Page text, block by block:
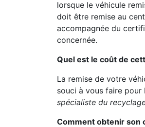
lorsque le véhicule
doit être remise au
accompagnée du
concernée.
Quel est le coût de
La remise de votre
souci à vous faire
spécialiste du
Comment obtenir son